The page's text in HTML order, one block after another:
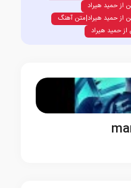
از حمید هیراد
از حمید هیراد|متن آهنگ
از حمید هیراد